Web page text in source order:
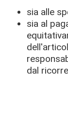
sia alle
sia al
dal